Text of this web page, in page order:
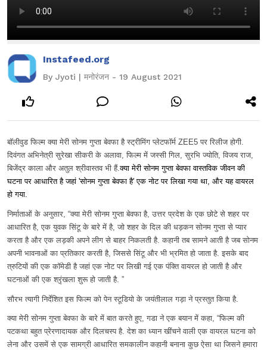
Instafeed.org
By Jyoti | मनोरंजन - 19 August 2021
बॉलीवुड फिल्म क्या मेरी सोनम गुप्ता बेवफा है स्ट्रीमिंग प्लेटफॉर्म ZEE5 पर रिलीज होगी.
दिवंगत अभिनेत्री सुरेखा सीकरी के अलावा, फिल्म में जस्सी गिल, सुरभि ज्योति, विजय राज,
बिजेंद्र काला और अतुल श्रीवास्तव भी हैं.क्या मेरी सोनम गुप्ता बेवफा वास्तविक जीवन की
घटना पर आधारित है जहां 'सोनम गुप्ता बेवफा है' एक नोट पर लिखा गया था, और यह वायरल
हो गया.
निर्माताओं के अनुसार, “क्या मेरी सोनम गुप्ता बेवफा है, उत्तर प्रदेश के एक छोटे से शहर पर
आधारित है, एक युवक सिंटू के बारे में है, जो शहर के दिल की धड़कन सोनम गुप्ता से प्यार
करता है और एक लड़की अपने लीग से बाहर निकलती है. कहानी तब सामने आती है जब सोनम
अपनी भावनाओं का प्रतिकार करती है, जिससे सिंटू और भी भ्रमित हो जाता है. इसके बाद
त्रुटियों की एक कॉमेडी है जहां एक नोट पर लिखी गई एक पंक्ति वायरल हो जाती है और
घटनाओं की एक श्रृंखला शुरू हो जाती है. ”
सौरभ त्यागी निर्देशित इस फिल्म को पेन स्टूडियो के जयंतीलाल गड़ा ने प्रस्तुत किया है.
क्या मेरी सोनम गुप्ता बेवफा के बारे में बात करते हुए, गडा ने एक बयान में कहा, “फिल्म की
पटकथा बहुत प्रेरणादायक और दिलचस्प है. देश का ध्यान खींचने वाली एक वायरल घटना को
लेना और उसमें से एक सामग्री आधारित समकालीन कहानी बनाना कुछ ऐसा था जिसने हमारा